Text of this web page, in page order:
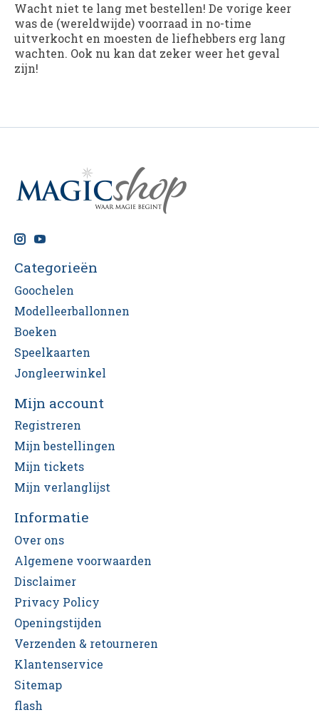
Wacht niet te lang met bestellen! De vorige keer
was de (wereldwijde) voorraad in no-time
uitverkocht en moesten de liefhebbers erg lang
wachten. Ook nu kan dat zeker weer het geval
zijn!
Categorieën
Goochelen
Modelleerballonnen
Boeken
Speelkaarten
Jongleerwinkel
Mijn account
Registreren
Mijn bestellingen
Mijn tickets
Mijn verlanglijst
Informatie
Over ons
Algemene voorwaarden
Disclaimer
Privacy Policy
Openingstijden
Verzenden & retourneren
Klantenservice
Sitemap
flash